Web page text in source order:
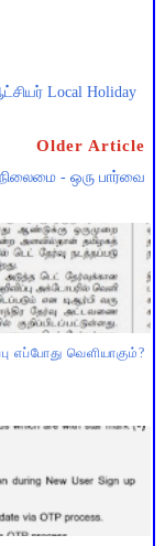
Local Holiday
Older Article
- ஒரு பார்வை
எப்போது வெளியாகும்?